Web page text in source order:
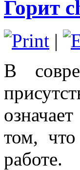
Горит
|
В
том,
работе.